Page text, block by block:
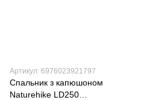
Артикул: 6976023921797
Спальник з капюшоном
Naturehike LD250